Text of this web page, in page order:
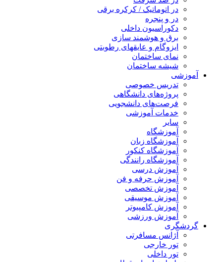
در اتوماتیک / کرکره برقی
در و پنجره
دکوراسیون داخلی
برق و هوشمند سازی
ایزوگام و عایقهای رطوبتی
نمای ساختمان
شیشه ساختمان
آموزشی
تدریس خصوصی
پروژه‌های دانشگاهی
فرصت‌های دانشجویی
خدمات آموزشی
سایر
آموزشگاه
آموزشگاه زبان
آموزشگاه کنکور
آموزشگاه رانندگی
آموزش درسی
آموزش حرفه و فن
آموزش تخصصی
آموزش موسیقی
آموزش کامپیوتر
آموزش ورزشی
گردشگری
آژانس مسافرتی
تور خارجی
تور داخلی